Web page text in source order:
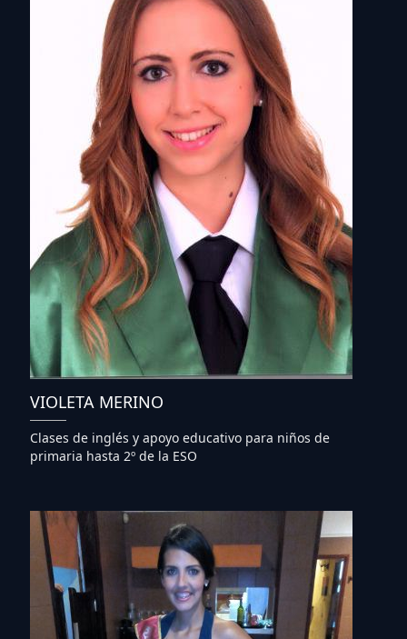
VIOLETA MERINO
Clases de inglés y apoyo educativo para niños de
primaria hasta 2º de la ESO